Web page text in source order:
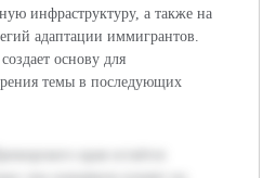
инфраструктуру, а также на
адаптации иммигрантов.
основу для
темы в последующих